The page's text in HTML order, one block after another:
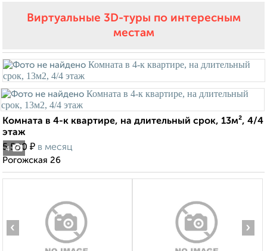
Виртуальные 3D-туры по интересным
местам
4
Комната в 4-к квартире, на длительный срок, 13м², 4/4
этаж
5 500 ₽ в месяц
Рогожская 26
‹ ›